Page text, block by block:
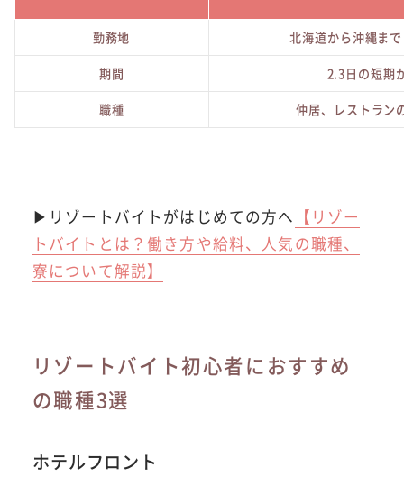
勤務地 北海道から沖縄ま
期間 2.3日の短期
職種 仲居、レストラン
▶リゾートバイトがはじめての方へ 【リゾー
トバイトとは？働き方や給料、人気の職種、
寮について解説】
リゾートバイト初心者におすすめ
の職種3選
ホテルフロント